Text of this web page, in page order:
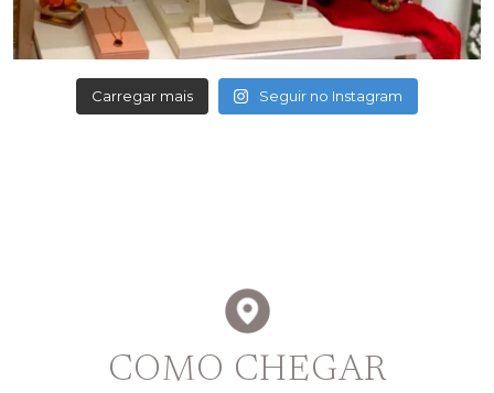
Carregar mais Seguir no Instagram
COMO CHEGAR